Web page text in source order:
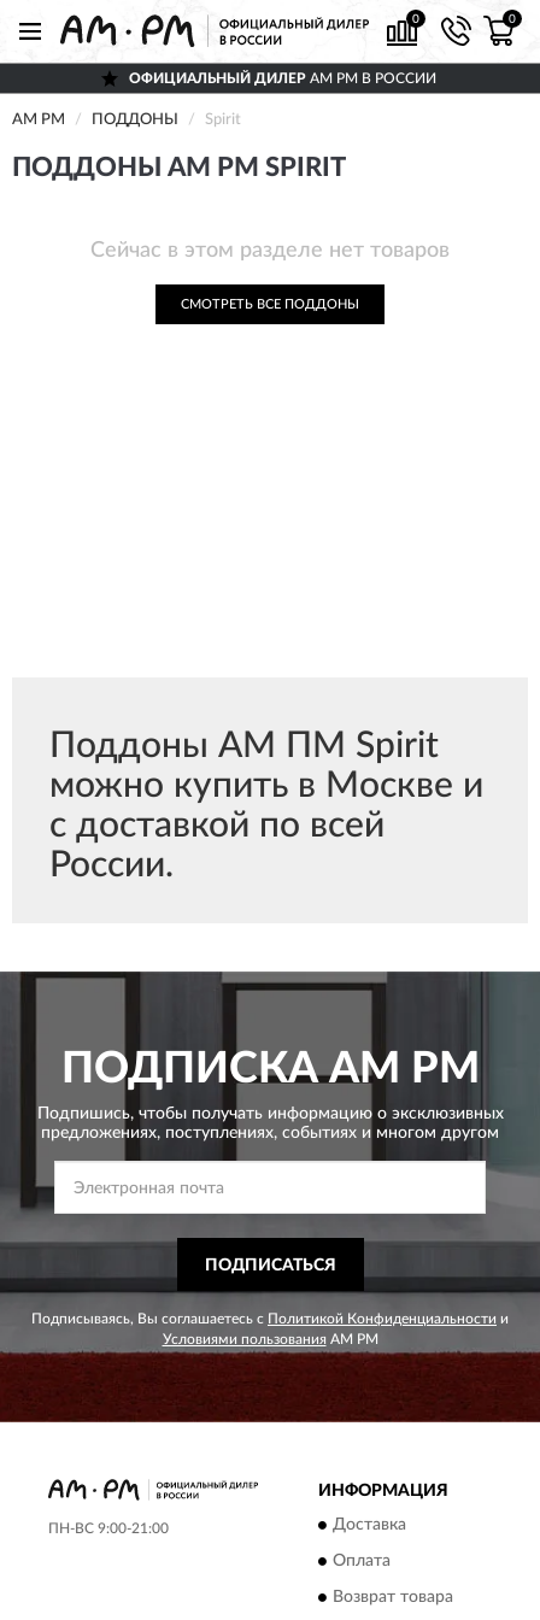
0 0
ОФИЦИАЛЬНЫЙ ДИЛЕР AM PM В РОССИИ
AM PM ПОДДОНЫ Spirit
ПОДДОНЫ AM PM SPIRIT
Сейчас в этом разделе нет товаров
СМОТРЕТЬ ВСЕ ПОДДОНЫ
Поддоны АМ ПМ Spirit
можно купить в Москве и
с доставкой по всей
России.
ПОДПИСКАAM PM
Подпишись, чтобы получать информацию о эксклюзивных
предложениях, поступлениях, событиях и многом другом
ПОДПИСАТЬСЯ
Подписываясь, Вы соглашаетесь с Политикой Конфиденциальности и
Условиями пользования AM PM
ПН-ВС 9:00-21:00
ИНФОРМАЦИЯ
Доставка
Оплата
Возврат товара